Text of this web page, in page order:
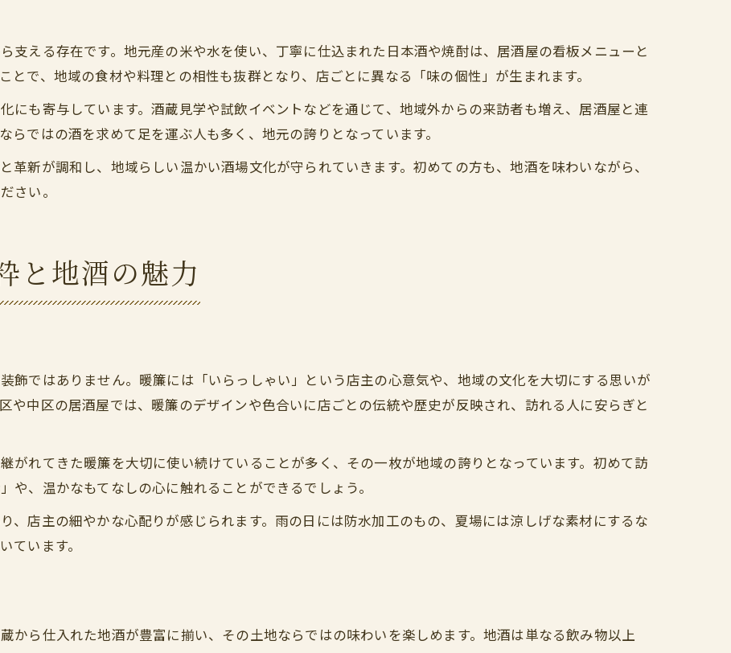
支える存在です。地元産の米や水を使い、丁寧に仕込まれた日本酒や焼酎は、居酒屋の看板メニューと
とで、地域の食材や料理との相性も抜群となり、店ごとに異なる「味の個性」が生まれます。
にも寄与しています。酒蔵見学や試飲イベントなどを通じて、地域外からの来訪者も増え、居酒屋と連
ではの酒を求めて足を運ぶ人も多く、地元の誇りとなっています。
革新が調和し、地域らしい温かい酒場文化が守られていきます。初めての方も、地酒を味わいながら、
さい。
と地酒の魅力
飾ではありません。暖簾には「いらっしゃい」という店主の心意気や、地域の文化を大切にする思いが
や中区の居酒屋では、暖簾のデザインや色合いに店ごとの伝統や歴史が反映され、訪れる人に安らぎと
がれてきた暖簾を大切に使い続けていることが多く、その一枚が地域の誇りとなっています。初めて訪
や、温かなもてなしの心に触れることができるでしょう。
、店主の細やかな心配りが感じられます。雨の日には防水加工のもの、夏場には涼しげな素材にするな
ています。
から仕入れた地酒が豊富に揃い、その土地ならではの味わいを楽しめます。地酒は単なる飲み物以上